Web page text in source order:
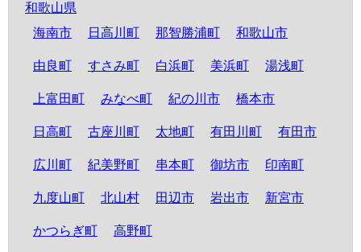
和歌山県
海南市
日高川町 那智勝浦町 和歌山市
由良町 すさみ町 白浜町 美浜町 湯浅町
上富田町 みなべ町 紀の川市 橋本市
日高町 古座川町 太地町 有田川町 有田市
広川町 紀美野町 串本町 御坊市 印南町
九度山町 北山村 田辺市 岩出市 新宮市
かつらぎ町 高野町